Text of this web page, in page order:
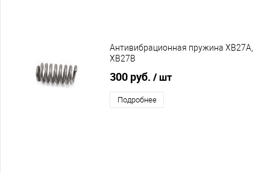
Антивибрационная пружина XB27A,
XB27B
300 руб. / шт
Подробнее